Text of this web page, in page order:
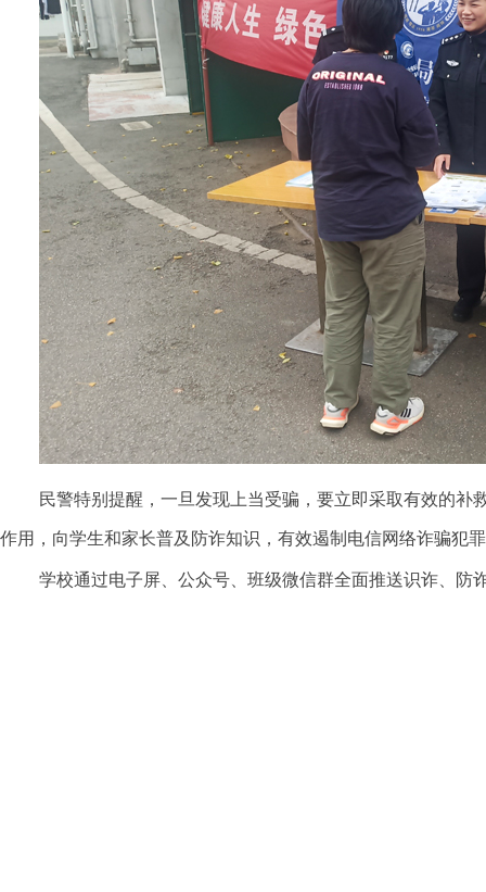
民警特别提醒，一旦发现上当受骗，要立即采取有效的
作用，向学生和家长普及防诈知识，有效遏制电信网络诈骗犯
学校通过电子屏、公众号、班级微信群全面推送识诈、防